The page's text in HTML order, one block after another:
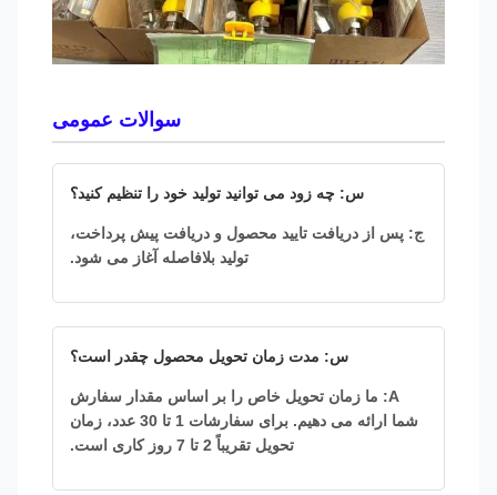
سوالات عمومی
س: چه زود می توانید تولید خود را تنظیم کنید؟
ج: پس از دریافت تایید محصول و دریافت پیش پرداخت،
تولید بلافاصله آغاز می شود.
س: مدت زمان تحویل محصول چقدر است؟
A: ما زمان تحویل خاص را بر اساس مقدار سفارش
شما ارائه می دهیم. برای سفارشات 1 تا 30 عدد، زمان
تحویل تقریباً 2 تا 7 روز کاری است.